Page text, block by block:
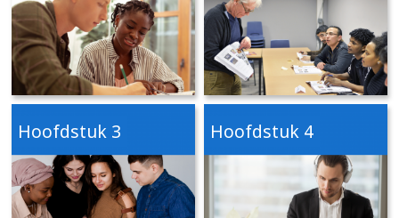
Hoofdstuk 3 Hoofdstuk 4